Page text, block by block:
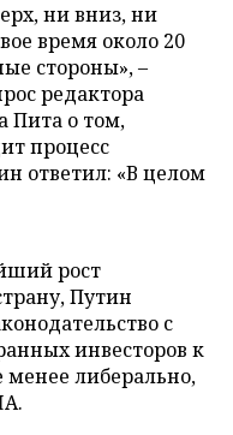
ни вниз, ни
время около 20
стороны»,–
редактора
Пита о том,
процесс
ответил: «В целом
рост
Путин
с
инвесторов к
менее либерально,